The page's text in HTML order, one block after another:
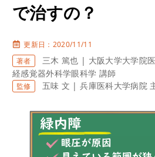
で治すの？
更新日：2020/11/11
著者
三木 篤也 | 大阪大学大学院
経感覚器外科学眼科学 講師
監修 五味 文 | 兵庫医科大学病院